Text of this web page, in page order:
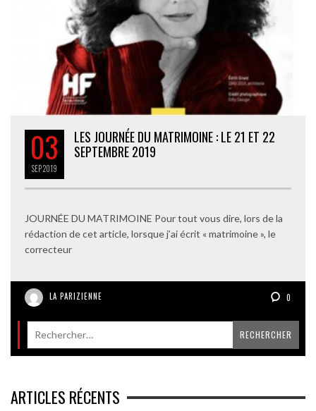
03
SEP2019
LES JOURNÉE DU MATRIMOINE : LE 21 ET 22
SEPTEMBRE 2019
JOURNÉE DU MATRIMOINE Pour tout vous dire, lors de la
rédaction de cet article, lorsque j’ai écrit « matrimoine », le
correcteur
LA PARIZIENNE 0
ARTICLES RÉCENTS